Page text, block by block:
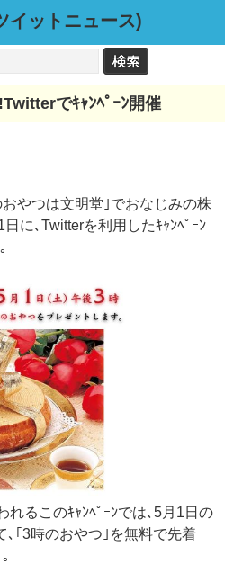
イットニュース)
でｷｬﾝﾍﾟｰﾝ開催
やつは文明堂｣でおなじみの株
に､Twitterを利用したｷｬﾝﾍﾟｰﾝ
れるこのｷｬﾝﾍﾟｰﾝでは､5月1日の
､｢3時のおやつ｣を無料で先着